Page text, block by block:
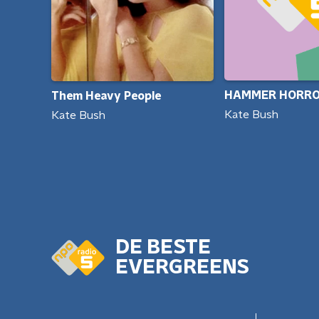
Them Heavy People
Kate Bush
HAMMER
Kate Bush
DE BESTE
EVERGREENS